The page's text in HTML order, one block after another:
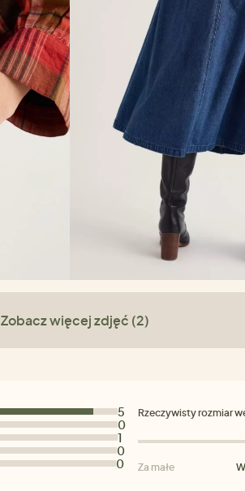
Zobacz więcej zdjęć (2)
5
0
1
0
0
Rzeczywisty rozmiar
Za małe